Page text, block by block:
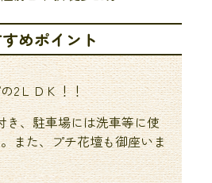
めポイント
2ＬＤＫ！！
き、駐車場には洗車等に使
また、プチ花壇も御座いま